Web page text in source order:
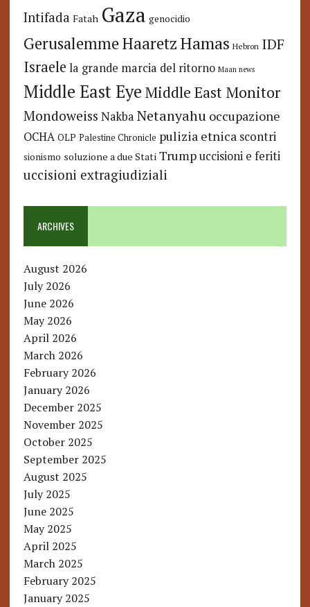
Intifada Fatah Gaza genocidio
GerusalemmeHaaretzHamas Hebron IDF
Israele la grande marcia del ritorno Maan news
Middle East Eye Middle East Monitor
Mondoweiss Nakba Netanyahu occupazione
OCHA OLP Palestine Chronicle pulizia etnica scontri
sionismo soluzione a due Stati Trump uccisioni e feriti
uccisioni extragiudiziali
ARCHIVES
August 2026
July 2026
June 2026
May 2026
April 2026
March 2026
February 2026
January 2026
December 2025
November 2025
October 2025
September 2025
August 2025
July 2025
June 2025
May 2025
April 2025
March 2025
February 2025
January 2025